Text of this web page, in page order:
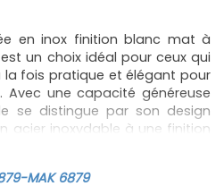
en inox finition blanc mat à
un choix idéal pour ceux qui
fois pratique et élégant pour
Avec une capacité généreuse
se distingue par son design
acier inoxydable à une finition
par une bande centrale en
combinaison de matériaux
-MAK 6879